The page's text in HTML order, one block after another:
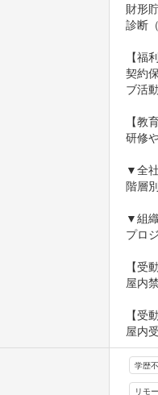
財形
診断
【福
契約
ブ活
【教
研修
▼全
階層
▼組
プロ
【受
屋内
【受
屋内
学歴
リモ